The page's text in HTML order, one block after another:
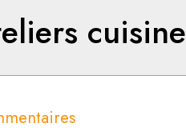
cuisine